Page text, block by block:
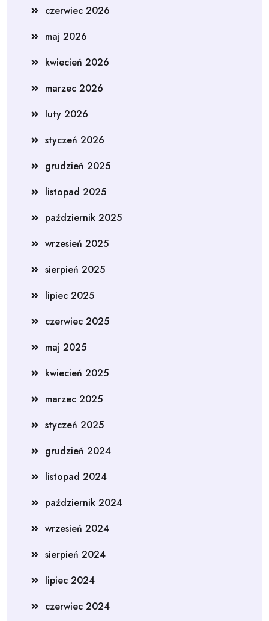
czerwiec 2026
maj 2026
kwiecień 2026
marzec 2026
luty 2026
styczeń 2026
grudzień 2025
listopad 2025
październik 2025
wrzesień 2025
sierpień 2025
lipiec 2025
czerwiec 2025
maj 2025
kwiecień 2025
marzec 2025
styczeń 2025
grudzień 2024
listopad 2024
październik 2024
wrzesień 2024
sierpień 2024
lipiec 2024
czerwiec 2024